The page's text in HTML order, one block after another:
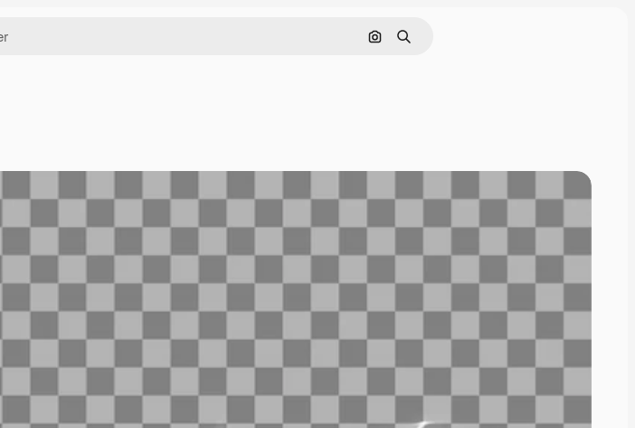
Pesquisar por imagem
Buscar